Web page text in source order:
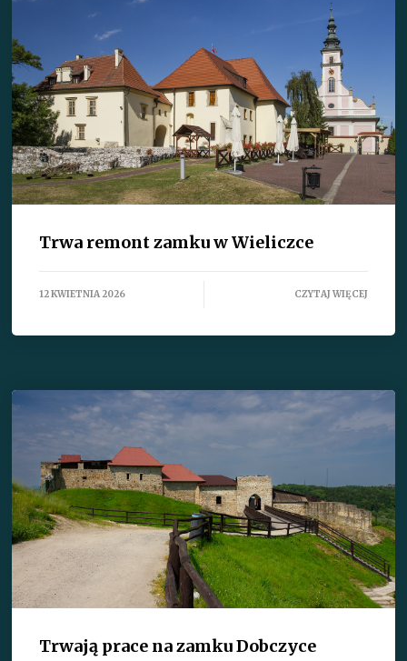
Trwa remont zamku w Wieliczce
12 KWIETNIA 2026 CZYTAJ WIĘCEJ
Trwają prace na zamku Dobczyce